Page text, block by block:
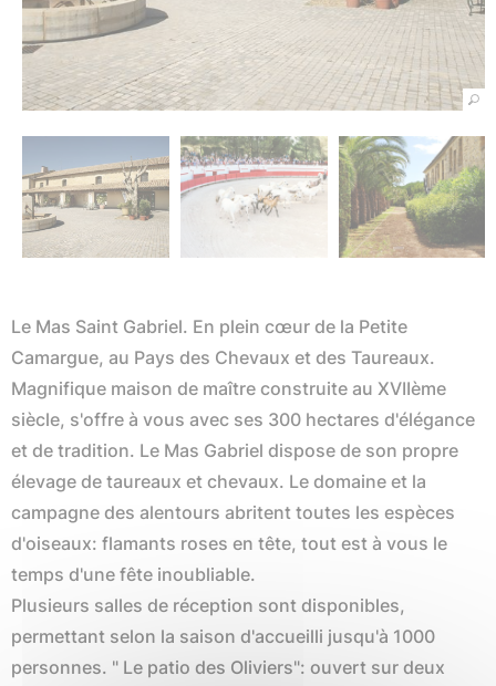
Le Mas Saint Gabriel. En plein cœur de la Petite
Camargue, au Pays des Chevaux et des Taureaux.
Magnifique maison de maître construite au XVIIème
siècle, s'offre à vous avec ses 300 hectares d'élégance
et de tradition. Le Mas Gabriel dispose de son propre
élevage de taureaux et chevaux. Le domaine et la
campagne des alentours abritent toutes les espèces
d'oiseaux: flamants roses en tête, tout est à vous le
temps d'une fête inoubliable.
Plusieurs salles de réception sont disponibles,
permettant selon la saison d'accueilli jusqu'à 1000
personnes. " Le patio des Oliviers": ouvert sur deux